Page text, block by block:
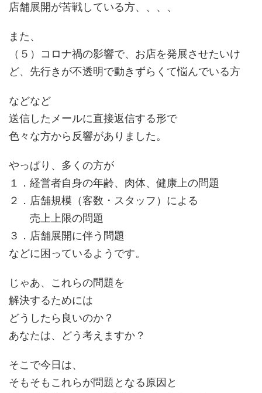
店舗展開が苦戦している方、、、、
また、
（５）コロナ禍の影響で、お店を発展させたいけ
ど、先行きが不透明で動きずらくて悩んでいる方
などなど
送信したメールに直接返信する形で
色々な方から反響がありました。
やっぱり、多くの方が
１．経営者自身の年齢、肉体、健康上の問題
２．店舗規模（客数・スタッフ）による
売上上限の問題
３．店舗展開に伴う問題
などに困っているようです。
じゃあ、これらの問題を
解決するためには
どうしたら良いのか？
あなたは、どう考えますか？
そこで今日は、
そもそもこれらが問題となる原因と